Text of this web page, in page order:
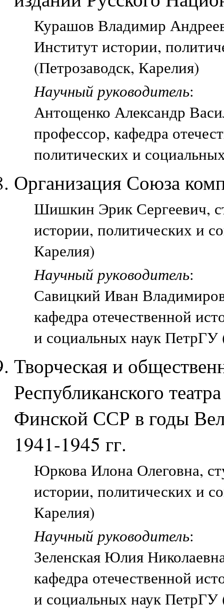
Курашов Владимир
Институт истории,
(Петрозаводск, Карелия)
Научный руководитель:
Антощенко Александр
профессор, кафедра
политических и
Организация Союза
Шишкин Эрик Сергеевич,
истории, политических и
Карелия)
Научный руководитель:
Савицкий Иван
кафедра отечественной
и социальных наук ПетрГУ
Творческая и
Республиканского
Финской ССР в годы
1941-1945 гг.
Юркова Илона Олеговна,
истории, политических и
Карелия)
Научный руководитель:
Зеленская Юлия
кафедра отечественной
и социальных наук ПетрГУ